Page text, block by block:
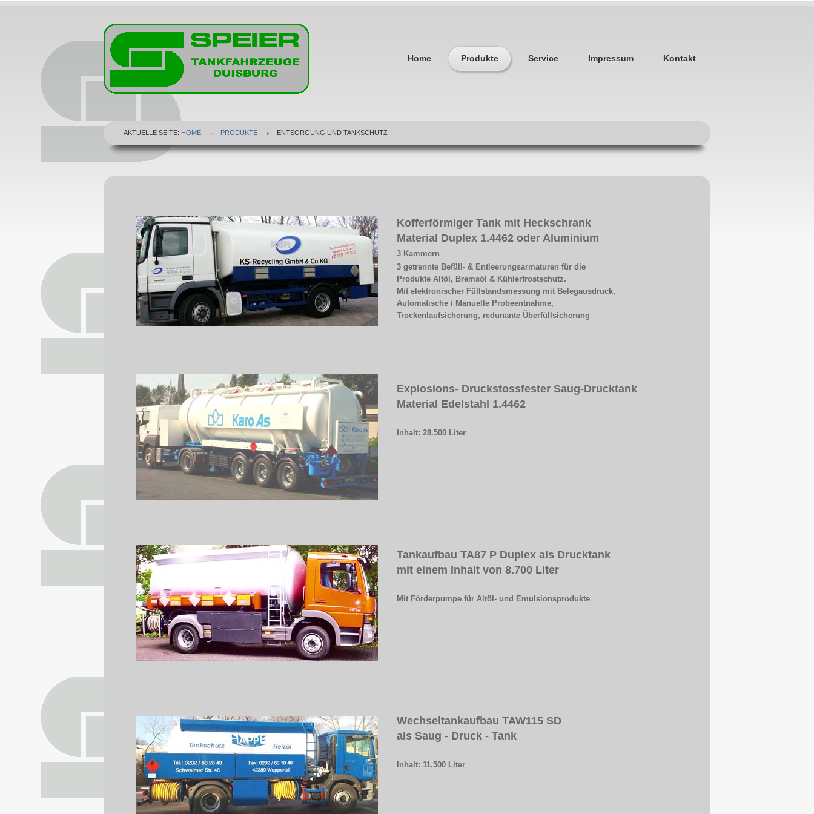
Home Produkte Service Impressum Kontakt
AKTUELLE SEITE: HOME PRODUKTE ENTSORGUNG UND TANKSCHUTZ
Kofferförmiger Tank mit Heckschrank
Material Duplex 1.4462 oder Aluminium
3 Kammern
3 getrennte Befüll- & Entleerungsarmaturen für die
Produkte Altöl, Bremsöl & Kühlerfrostschutz.
Mit elektronischer Füllstandsmessung mit Belegausdruck,
Automatische / Manuelle Probeentnahme,
Trockenlaufsicherung, redunante Überfüllsicherung
Explosions- Druckstossfester Saug-Drucktank
Material Edelstahl 1.4462
Inhalt: 28.500 Liter
Tankaufbau TA87 P Duplex als Drucktank
mit einem Inhalt von 8.700 Liter
Mit Förderpumpe für Altöl- und Emulsionsprodukte
Wechseltankaufbau TAW115 SD
als Saug - Druck - Tank
Inhalt: 11.500 Liter